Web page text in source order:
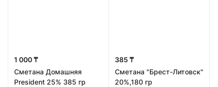
1 000 ₸
Сметана Домашняя
President 25% 385 гр
385 ₸
Сметана "Брест-Литовск"
20%,180 гр